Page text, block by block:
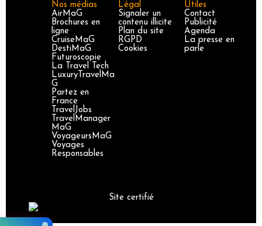
Nos médias
AirMaG
Brochures en
ligne
CruiseMaG
DestiMaG
Futuroscopie
La Travel Tech
LuxuryTravelMa
G
Partez en
France
TravelJobs
TravelManager
MaG
VoyageursMaG
Voyages
Responsables
Légal
Signaler un
contenu illicite
Plan du site
RGPD
Cookies
Utiles
Contact
Publicité
Agenda
La presse en
parle
Site certifié